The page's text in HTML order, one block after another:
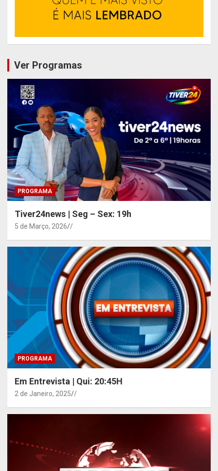
Ver Programas
PROGRAMA
Tiver24news | Seg – Sex: 19h
5 de Março, 2026 /
PROGRAMA
Em Entrevista | Qui: 20:45H
2 de Janeiro, 2025 /